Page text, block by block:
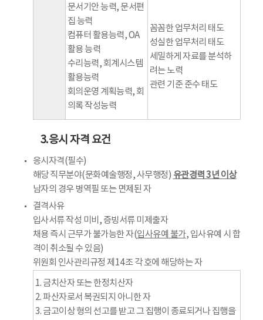
문서기안 능력, 문서편
집 능력
컴퓨터 활용능력, OA
활용 능력
수리능력, 회계시스템
활용능력
회의운영 계획능력, 회
의록 작성능력
꼼꼼한 업무처리 태도
성실한 업무처리 태도
세밀하게 자료를 분석하
려는 노력
관련 기준 준수 태도
3.응시 자격 요건
응시자격(필수)
해당 직무분야(문화예술행정, 사무행정) 유관경력 3년 이상
남자의 경우 병역필 또는 면제된 자
결격사유
입사서류 작성 미비, 증빙서류 미제출자
채용 즉시 근무가 불가능한 자(입사유예 불가, 입사유예 시 합
격이 취소될 수 있음)
위원회 인사관리규정 제14조 각 호에 해당하는 자
1. 금치산자 또는 한정치산자
2. 파산자로서 복권되지 아니한 자
3. 금고이상 형의 선고를 받고 그 집행이 종료되거나 집행을